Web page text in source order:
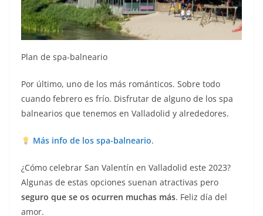
Plan de spa-balneario
Por último, uno de los más románticos. Sobre todo
cuando febrero es frío. Disfrutar de alguno de los spa
balnearios que tenemos en Valladolid y alrededores.
Más info de los spa-balneario.
¿Cómo celebrar San Valentín en Valladolid este 2023?
Algunas de estas opciones suenan atractivas pero
seguro que se os ocurren muchas más. Feliz día del
amor.